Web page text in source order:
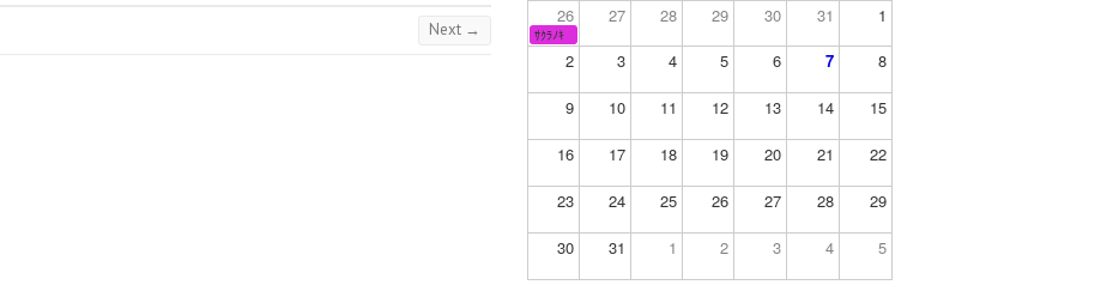
Next →
26 27 28 29 30 31 1
ｻｸﾗﾉｷ
2 3 4 5 6 7 8
9 10 11 12 13 14 15
16 17 18 19 20 21 22
23 24 25 26 27 28 29
30 31 1 2 3 4 5